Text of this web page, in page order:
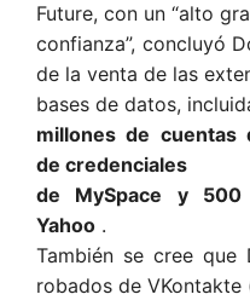
Future, con un “alto
confianza”, concluyó
de la venta de las
bases de datos,
millones de
de credenciales
de MySpace y
Yahoo .
También se cree que
robados de VKontakte